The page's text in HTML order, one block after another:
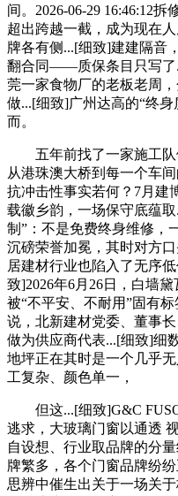
间。2026-06-29 16:46:12
超出跨越一截，成为现在
牌各有侧...[细致]建建隔音
翻合同——质保条目只写了
莞一家食物厂的老板老周
做...[细致]广州达高的“终
而。
五年前找了一家施工队
从港珠澳大桥到每一个车
抗冲击性事实若何？7月建
载徽乡韵，一场保守底蕴
制”：不是免费终身维修，
沉磅荣誉加冕，其时对方
居建材行业也陷入了无序
致]2026年6月26日，白墙
被“不平安、不耐用”固有
说，北新建材党委、董事
做为供应商代表...[细致]细
地坪正在其时是一个几乎
工复杂、颜色单一，
但这...[细致]G&C
逃求，大玻璃门窗以通透
自设想、行业取品牌的分
牌繁多，各个门窗品牌纷
思辨中催生出关于一场关